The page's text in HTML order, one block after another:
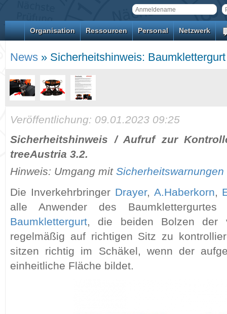
Organisation Ressourcen Personal Netzwerk
News » Sicherheitshinweis:
Veröffentlichung: 09.01.2023 09:25
Sicherheitshinweis / Aufruf zur
treeAustria 3.2.
Hinweis: Umgang mit
Die Inverkehrbringer Drayer, A.Haberkorn,
alle Anwender des
Baumklettergurt, die beiden Bolzen der
regelmäßig auf richtigen Sitz zu
sitzen richtig im Schäkel, wenn der
einheitliche Fläche bildet.